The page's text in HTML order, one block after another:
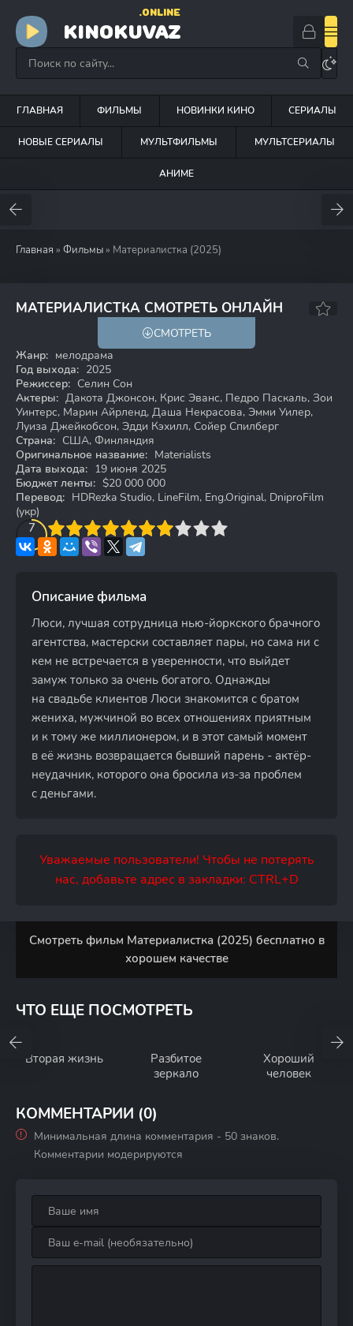
KINOKUVAZ
.ONLINE
ГЛАВНАЯ ФИЛЬМЫ НОВИНКИ КИНО СЕРИАЛЫ
НОВЫЕ СЕРИАЛЫ МУЛЬТФИЛЬМЫ МУЛЬТСЕРИАЛЫ
АНИМЕ
Главная » Фильмы » Материалистка (2025)
МАТЕРИАЛИСТКА СМОТРЕТЬ ОНЛАЙН
6.4 6.3
СМОТРЕТЬ
Жанр: мелодрама
Год выхода: 2025
Режиссер: Селин Сон
Актеры: Дакота Джонсон, Крис Эванс, Педро Паскаль, Зои
Уинтерс, Марин Айрленд, Даша Некрасова, Эмми Уилер,
Луиза Джейкобсон, Эдди Кэхилл, Сойер Спилберг
Страна: США, Финляндия
Оригинальное название: Materialists
Дата выхода: 19 июня 2025
Бюджет ленты: $20 000 000
Перевод: HDRezka Studio, LineFilm, Eng.Original, DniproFilm
(укр)
7
4 5 6 7 8 9 10
Описание фильма
Люси, лучшая сотрудница нью-йоркского брачного
агентства, мастерски составляет пары, но сама ни с
кем не встречается в уверенности, что выйдет
замуж только за очень богатого. Однажды
на свадьбе клиентов Люси знакомится с братом
жениха, мужчиной во всех отношениях приятным
и к тому же миллионером, и в этот самый момент
в её жизнь возвращается бывший парень - актёр-
неудачник, которого она бросила из-за проблем
с деньгами.
Уважаемые пользователи! Чтобы не потерять
нас, добавьте адрес в закладки: CTRL+D
Смотреть фильм Материалистка (2025) бесплатно в
хорошем качестве
ЧТО ЕЩЕ ПОСМОТРЕТЬ
Вторая жизнь
Разбитое
зеркало
Хороший
человек
КОММЕНТАРИИ (0)
Минимальная длина комментария - 50 знаков.
Комментарии модерируются